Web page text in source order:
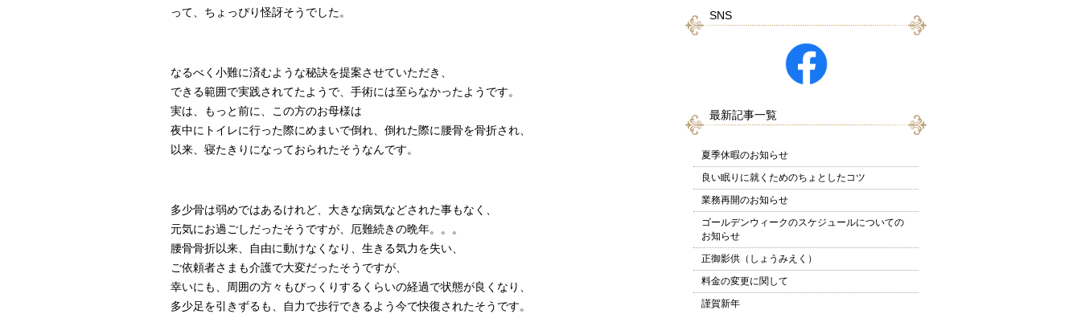
って、ちょっぴり怪訝そうでした。
なるべく小難に済むような秘訣を提案させていただき、
できる範囲で実践されてたようで、手術には至らなかったようです。
実は、もっと前に、この方のお母様は
夜中にトイレに行った際にめまいで倒れ、倒れた際に腰骨を骨折され、
以来、寝たきりになっておられたそうなんです。
多少骨は弱めではあるけれど、大きな病気などされた事もなく、
元気にお過ごしだったそうですが、厄難続きの晩年。。。
腰骨骨折以来、自由に動けなくなり、生きる気力を失い、
ご依頼者さまも介護で大変だったそうですが、
幸いにも、周囲の方々もびっくりするくらいの経過で状態が良くなり、
多少足を引きずるも、自力で歩行できるよう今で快復されたそうです。
SNS
最新記事一覧
夏季休暇のお知らせ
良い眠りに就くためのちょとしたコツ
業務再開のお知らせ
ゴールデンウィークのスケジュールについての
お知らせ
正御影供（しょうみえく）
料金の変更に関して
謹賀新年